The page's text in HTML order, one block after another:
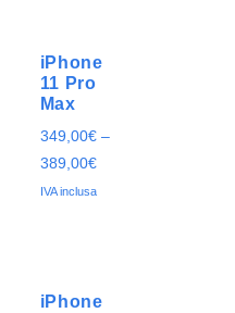
iPhone
11 Pro
Max
349,00€–
389,00€
IVA inclusa
iPhone